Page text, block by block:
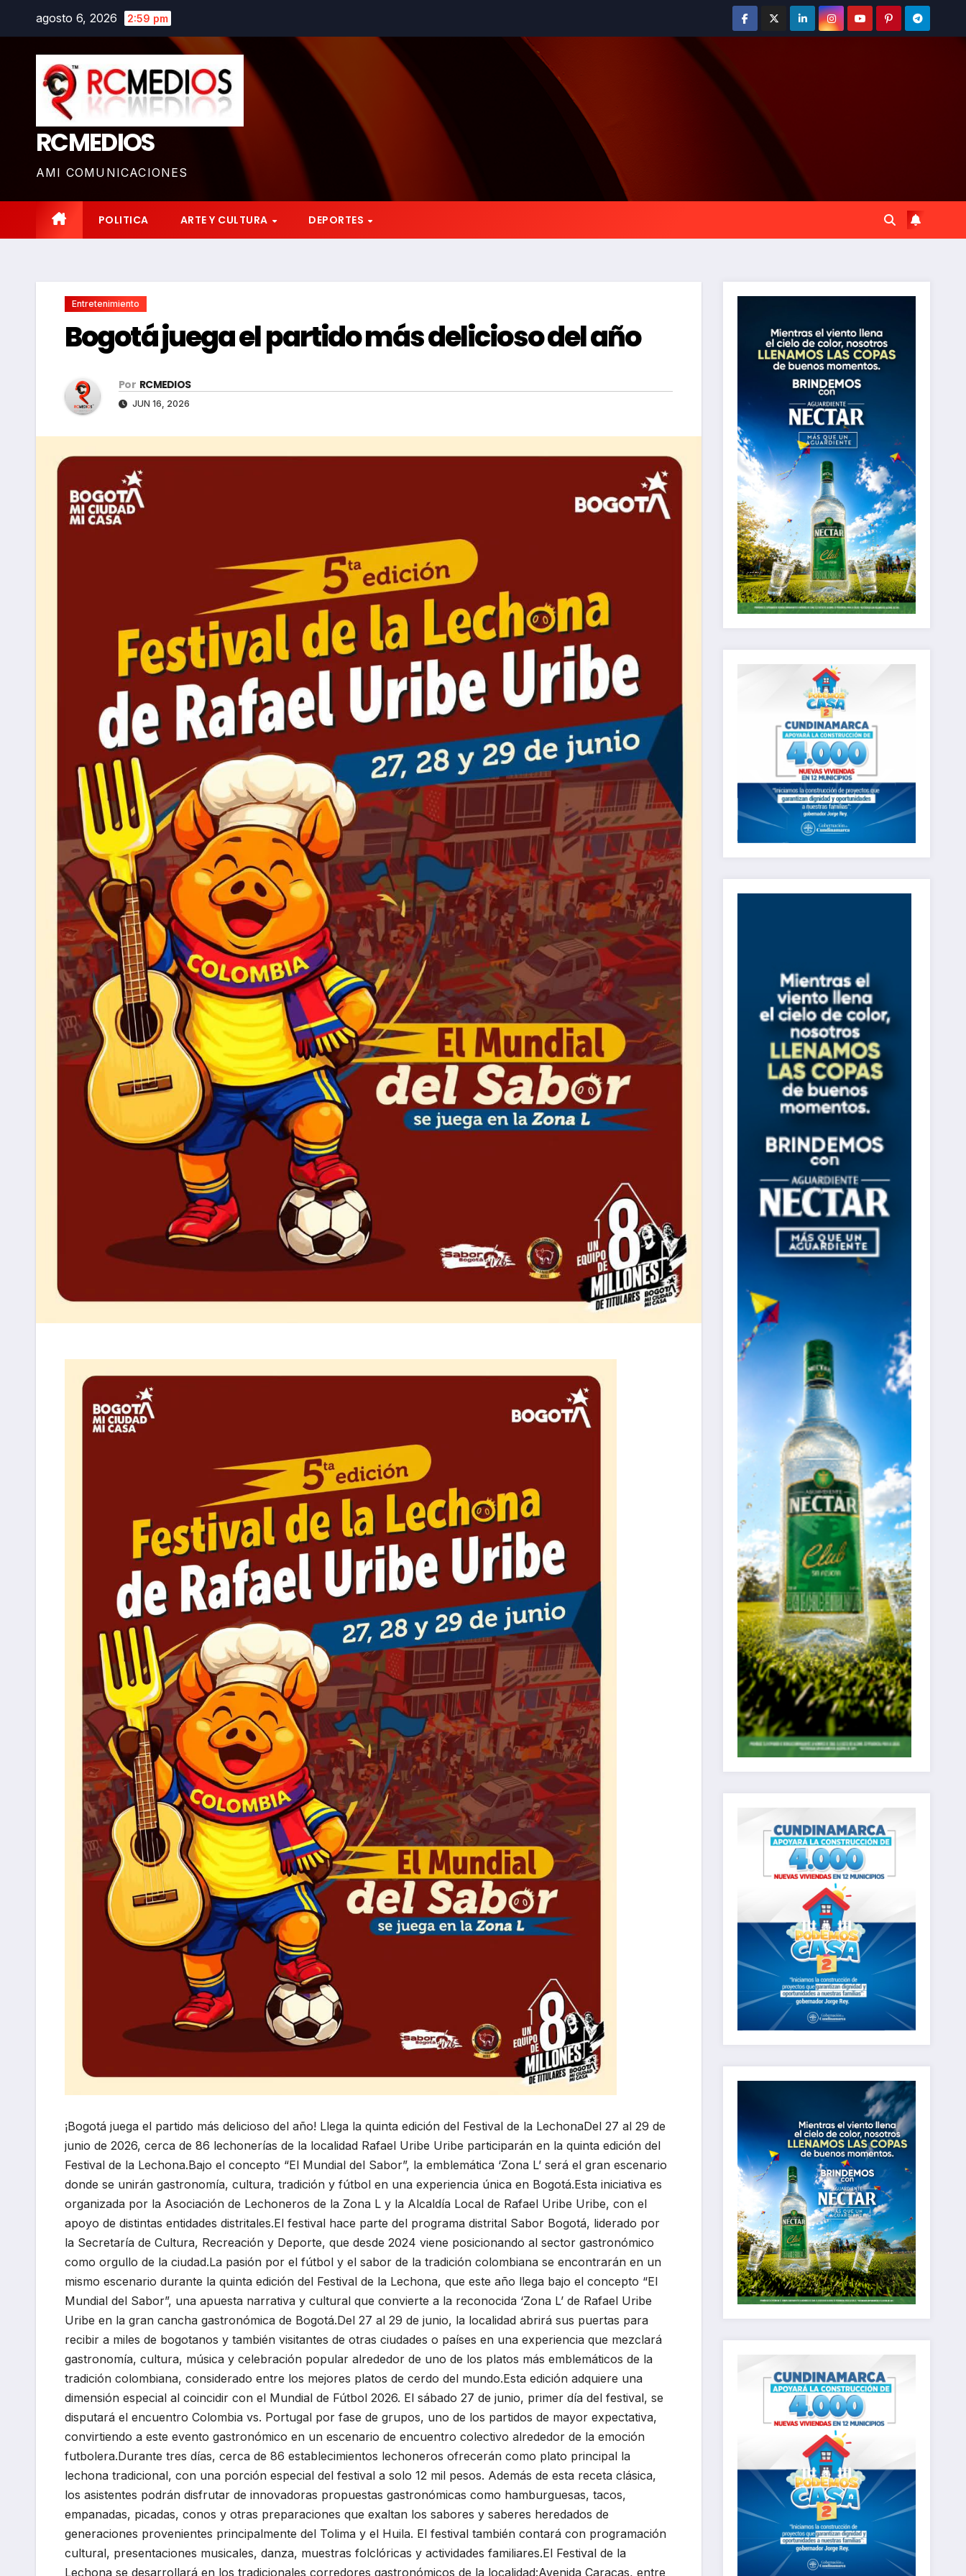
contenido
agosto 6, 2026 2:59 pm
RCMEDIOS
AMI COMUNICACIONES
POLITICA ARTE Y CULTURA DEPORTES
Entretenimiento
Bogotá juega el partido más delicioso del año
Por RCMEDIOS
JUN 16, 2026
¡Bogotá juega el partido más delicioso del año! Llega la quinta edición del Festival de la LechonaDel 27 al 29 de
junio de 2026, cerca de 86 lechonerías de la localidad Rafael Uribe Uribe participarán en la quinta edición del
Festival de la Lechona.Bajo el concepto “El Mundial del Sabor”, la emblemática ‘Zona L’ será el gran escenario
donde se unirán gastronomía, cultura, tradición y fútbol en una experiencia única en Bogotá.Esta iniciativa es
organizada por la Asociación de Lechoneros de la Zona L y la Alcaldía Local de Rafael Uribe Uribe, con el
apoyo de distintas entidades distritales.El festival hace parte del programa distrital Sabor Bogotá, liderado por
la Secretaría de Cultura, Recreación y Deporte, que desde 2024 viene posicionando al sector gastronómico
como orgullo de la ciudad.La pasión por el fútbol y el sabor de la tradición colombiana se encontrarán en un
mismo escenario durante la quinta edición del Festival de la Lechona, que este año llega bajo el concepto “El
Mundial del Sabor”, una apuesta narrativa y cultural que convierte a la reconocida ‘Zona L’ de Rafael Uribe
Uribe en la gran cancha gastronómica de Bogotá.Del 27 al 29 de junio, la localidad abrirá sus puertas para
recibir a miles de bogotanos y también visitantes de otras ciudades o países en una experiencia que mezclará
gastronomía, cultura, música y celebración popular alrededor de uno de los platos más emblemáticos de la
tradición colombiana, considerado entre los mejores platos de cerdo del mundo.Esta edición adquiere una
dimensión especial al coincidir con el Mundial de Fútbol 2026. El sábado 27 de junio, primer día del festival, se
disputará el encuentro Colombia vs. Portugal por fase de grupos, uno de los partidos de mayor expectativa,
convirtiendo a este evento gastronómico en un escenario de encuentro colectivo alrededor de la emoción
futbolera.Durante tres días, cerca de 86 establecimientos lechoneros ofrecerán como plato principal la
lechona tradicional, con una porción especial del festival a solo 12 mil pesos. Además de esta receta clásica,
los asistentes podrán disfrutar de innovadoras propuestas gastronómicas como hamburguesas, tacos,
empanadas, picadas, conos y otras preparaciones que exaltan los sabores y saberes heredados de
generaciones provenientes principalmente del Tolima y el Huila. El festival también contará con programación
cultural, presentaciones musicales, danza, muestras folclóricas y actividades familiares.El Festival de la
Lechona se desarrollará en los tradicionales corredores gastronómicos de la localidad:Avenida Caracas, entre